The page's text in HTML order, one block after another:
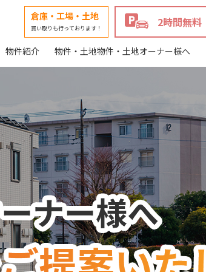
倉庫・工場・土地
買い取りも行っております！ 2時間無料
物件紹介 物件・土地物件・土地オーナー様へ